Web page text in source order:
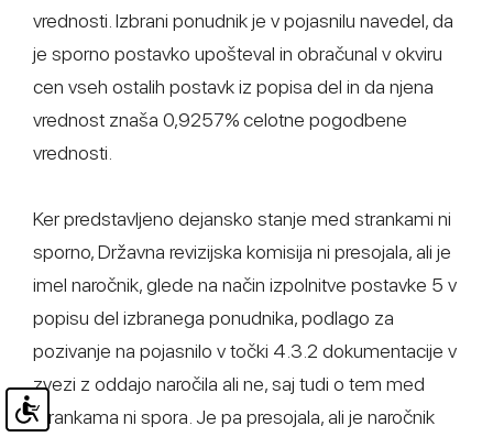
vrednosti. Izbrani ponudnik je v pojasnilu navedel, da
je sporno postavko upošteval in obračunal v okviru
cen vseh ostalih postavk iz popisa del in da njena
vrednost znaša 0,9257% celotne pogodbene
vrednosti.
Ker predstavljeno dejansko stanje med strankami ni
sporno, Državna revizijska komisija ni presojala, ali je
imel naročnik, glede na način izpolnitve postavke 5 v
popisu del izbranega ponudnika, podlago za
pozivanje na pojasnilo v točki 4.3.2 dokumentacije v
zvezi z oddajo naročila ali ne, saj tudi o tem med
strankama ni spora. Je pa presojala, ali je naročnik